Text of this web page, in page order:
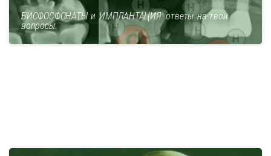
БИСФОСФОНАТЫ и ИМПЛАНТАЦИЯ: ответы на твои
вопросы.